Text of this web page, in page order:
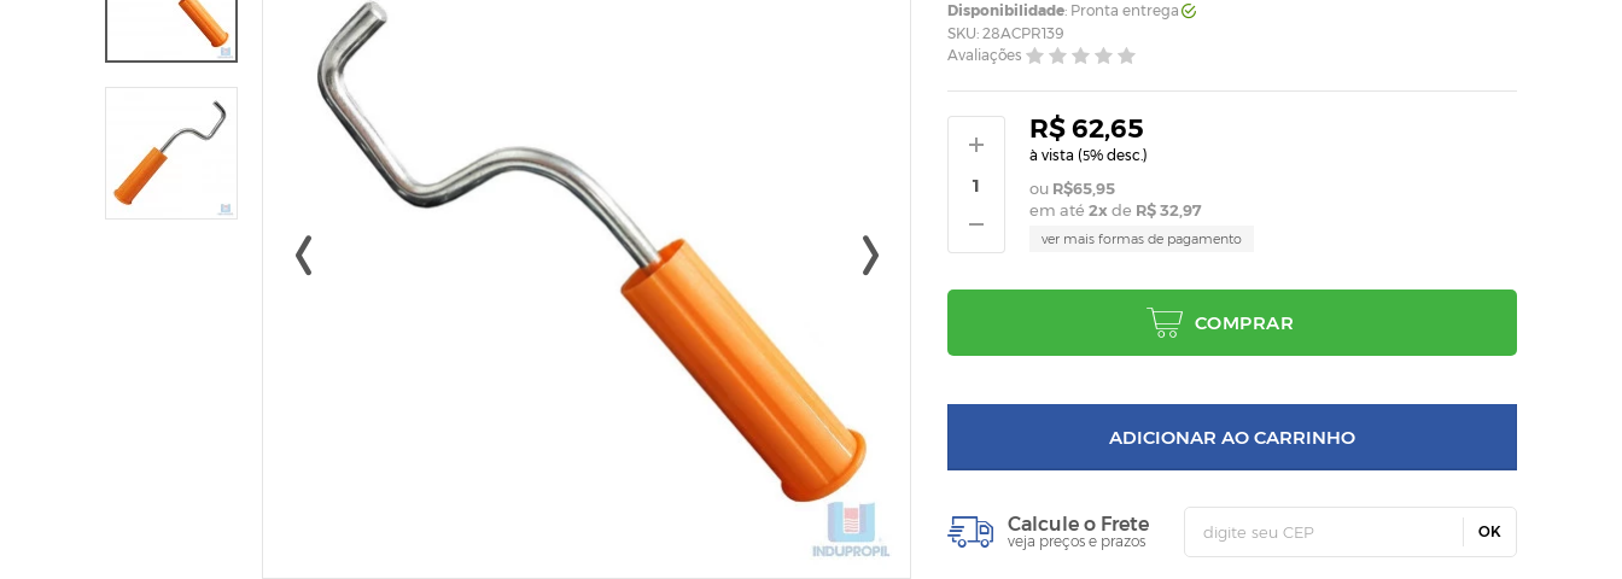
Disponibilidade: Pronta entrega
SKU: 28ACPR139
Avaliações
R$ 62,65
à vista (5% desc.)
R$65,95
em até 2x de R$ 32,97
ver mais formas de pagamento
COMPRAR
ADICIONAR AO CARRINHO
Calcule o Frete
veja preços e prazos
OK